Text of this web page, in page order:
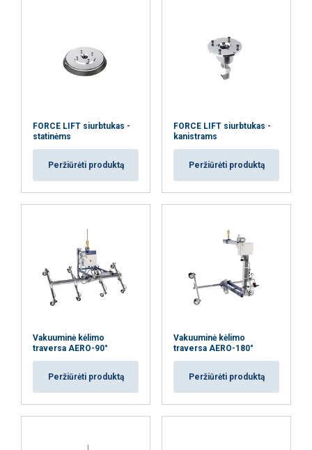
FORCE LIFT siurbtukas -
statinėms
Peržiūrėti produktą
FORCE LIFT siurbtukas -
kanistrams
Peržiūrėti produktą
Vakuuminė kėlimo
traversa AERO-90°
Peržiūrėti produktą
Vakuuminė kėlimo
traversa AERO-180°
Peržiūrėti produktą